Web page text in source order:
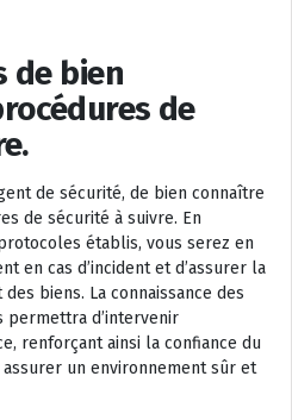
de bien
de
de sécurité, de bien connaître
de sécurité à suivre. En
établis, vous serez en
en cas d’incident et d’assurer la
biens. La connaissance des
permettra d’intervenir
renforçant ainsi la confiance du
un environnement sûr et